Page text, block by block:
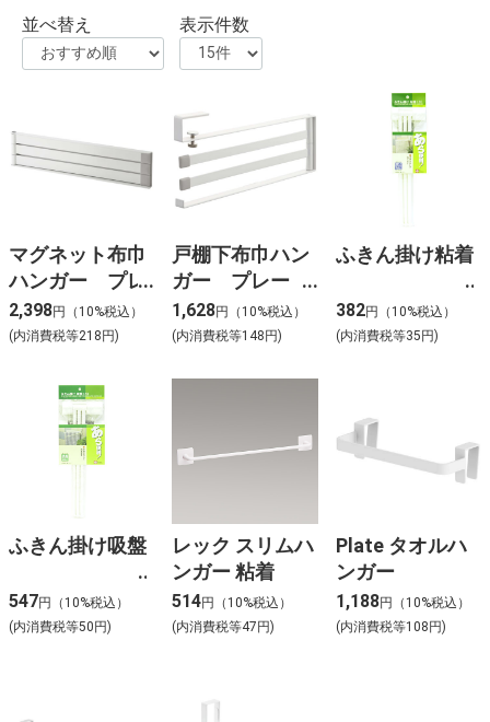
並べ替え
表示件数
マグネット布巾
ハンガー プレ
ート ホワイト
2,398円（10%税込）
(内消費税等218円)
戸棚下布巾ハン
ガー プレー
ト ホワイト
1,628円（10%税込）
(内消費税等148円)
ふきん掛け粘着
382円（10%税込）
(内消費税等35円)
ふきん掛け吸盤
547円（10%税込）
(内消費税等50円)
レック スリムハ
ンガー 粘着
514円（10%税込）
(内消費税等47円)
Plate タオルハ
ンガー
1,188円（10%税込）
(内消費税等108円)